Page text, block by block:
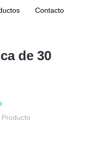
Contacto
de 30